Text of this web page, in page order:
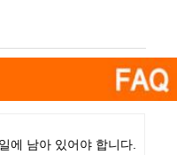
에 남아 있어야 합니다.